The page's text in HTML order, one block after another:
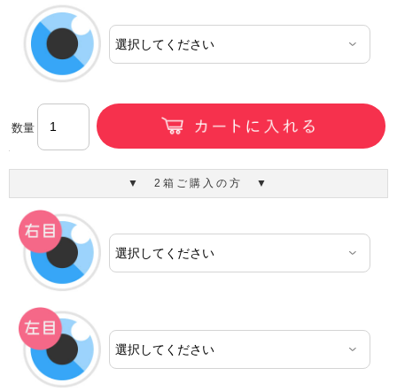
数量
▼ 2箱ご購入の方 ▼